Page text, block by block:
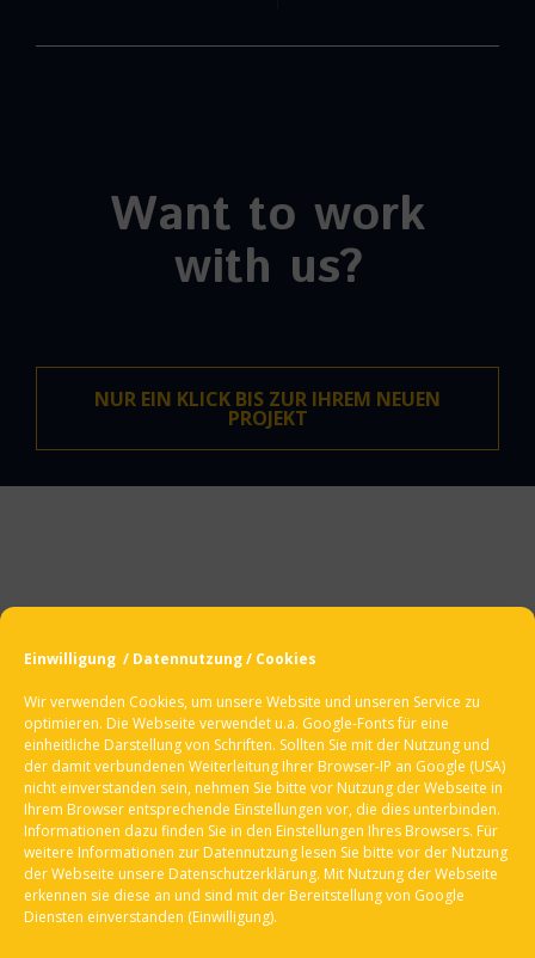
Einwilligung / Datennutzung / Cookies
Wir verwenden Cookies, um unsere Website und unseren Service zu
optimieren. Die Webseite verwendet u.a. Google-Fonts für eine
einheitliche Darstellung von Schriften. Sollten Sie mit der Nutzung und
der damit verbundenen Weiterleitung Ihrer Browser-IP an Google (USA)
nicht einverstanden sein, nehmen Sie bitte vor Nutzung der Webseite in
Ihrem Browser entsprechende Einstellungen vor, die dies unterbinden.
Informationen dazu finden Sie in den Einstellungen Ihres Browsers. Für
weitere Informationen zur Datennutzung lesen Sie bitte vor der Nutzung
der Webseite unsere Datenschutzerklärung. Mit Nutzung der Webseite
erkennen sie diese an und sind mit der Bereitstellung von Google
Diensten einverstanden (Einwilligung).
Want to work
with us?
NUR EIN KLICK BIS ZUR IHREM NEUEN
PROJEKT
BACK TO TOP
Sitemap
Impressum
Datenschutzerklärung